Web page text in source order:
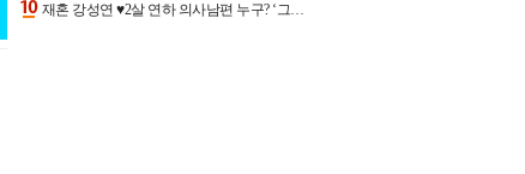
재혼 강성연 ♥2살 연하 의사남편 누구? ‘그알’ 자문의에 훈남 비주얼 초엘리트 스펙 [종합]